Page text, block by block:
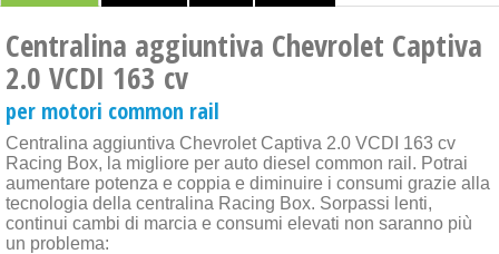
Centralina aggiuntiva Chevrolet Captiva
2.0 VCDI 163 cv
per motori common rail
Centralina aggiuntiva Chevrolet Captiva 2.0 VCDI 163 cv
Racing Box, la migliore per auto diesel common rail. Potrai
aumentare potenza e coppia e diminuire i consumi grazie alla
tecnologia della centralina Racing Box. Sorpassi lenti,
continui cambi di marcia e consumi elevati non saranno più
un problema: